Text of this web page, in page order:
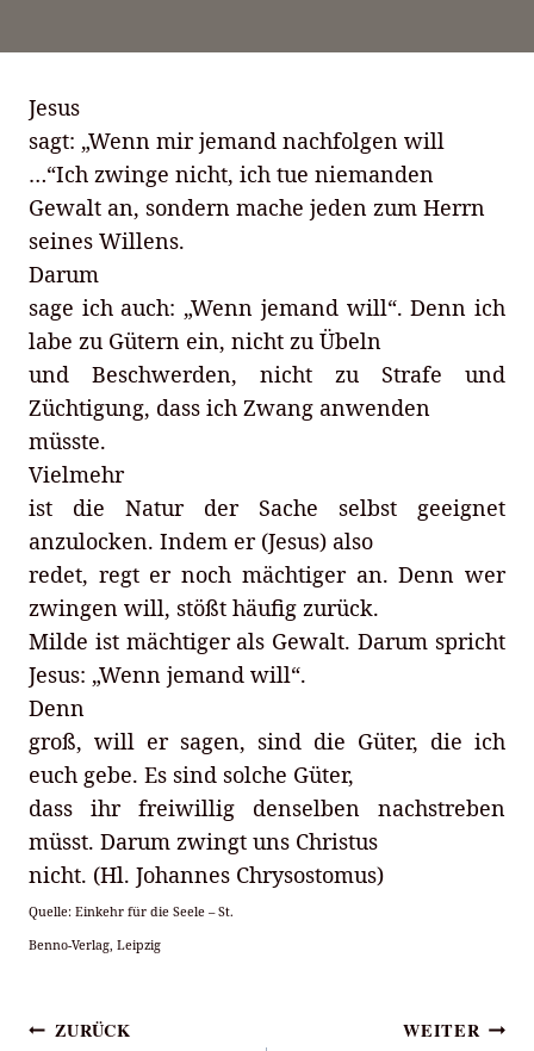
Jesus
sagt: „Wenn mir jemand nachfolgen will
…“Ich zwinge nicht, ich tue niemanden
Gewalt an, sondern mache jeden zum Herrn
seines Willens.
Darum
sage ich auch: „Wenn jemand will“. Denn ich
labe zu Gütern ein, nicht zu Übeln
und Beschwerden, nicht zu Strafe und
Züchtigung, dass ich Zwang anwenden
müsste.
Vielmehr
ist die Natur der Sache selbst geeignet
anzulocken. Indem er (Jesus) also
redet, regt er noch mächtiger an. Denn wer
zwingen will, stößt häufig zurück.
Milde ist mächtiger als Gewalt. Darum spricht
Jesus: „Wenn jemand will“.
Denn
groß, will er sagen, sind die Güter, die ich
euch gebe. Es sind solche Güter,
dass ihr freiwillig denselben nachstreben
müsst. Darum zwingt uns Christus
nicht. (Hl. Johannes Chrysostomus)
Quelle: Einkehr für die Seele – St.
Benno-Verlag, Leipzig
Beitragsnavigation
ZURÜCK WEITER